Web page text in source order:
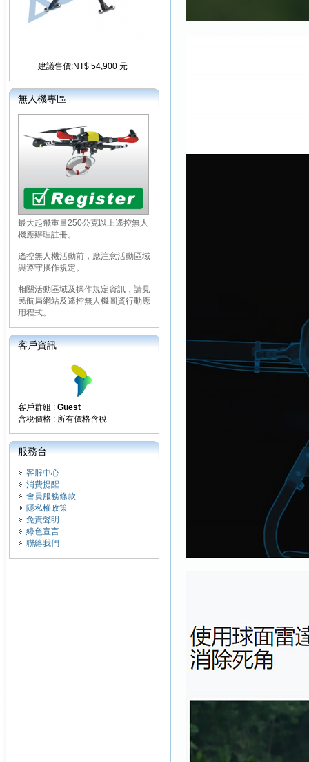
建議售價:NT$ 54,900 元
無人機專區
最大起飛重量250公克以上遙控無人
機應辦理註冊。
遙控無人機活動前，應注意活動區域
與遵守操作規定。
相關活動區域及操作規定資訊，請見
民航局網站及遙控無人機圖資行動應
用程式。
客戶資訊
客戶群組 : Guest
含稅價格 : 所有價格含稅
服務台
客服中心
消費提醒
會員服務條款
隱私權政策
免責聲明
綠色宣言
聯絡我們